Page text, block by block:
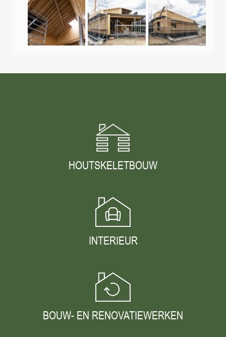
HOUTSKELETBOUW
INTERIEUR
BOUW- EN RENOVATIEWERKEN